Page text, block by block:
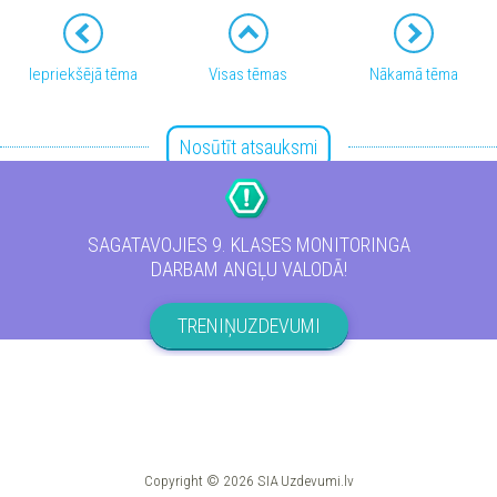
Iepriekšējā tēma Visas tēmas Nākamā tēma
Nosūtīt atsauksmi
Copyright © 2026 SIA Uzdevumi.lv